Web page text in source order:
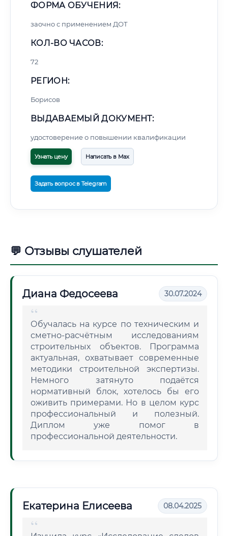
ФОРМА ОБУЧЕНИЯ:
заочно с применением ДОТ
КОЛ-ВО ЧАСОВ:
72
РЕГИОН:
Борисов
ВЫДАВАЕМЫЙ ДОКУМЕНТ:
удостоверение о повышении квалификации
Узнать цену Написать в Max
Задать вопрос в Telegram
💬 Отзывы слушателей
Диана Федосеева 30.07.2024
Обучалась на курсе по техническим и
сметно-расчётным исследованиям
строительных объектов. Программа
актуальная, охватывает современные
методики строительной экспертизы.
Немного затянуто подаётся
нормативный блок, хотелось бы его
оживить примерами. Но в целом курс
профессиональный и полезный.
Диплом уже помог в
профессиональной деятельности.
Екатерина Елисеева 08.04.2025